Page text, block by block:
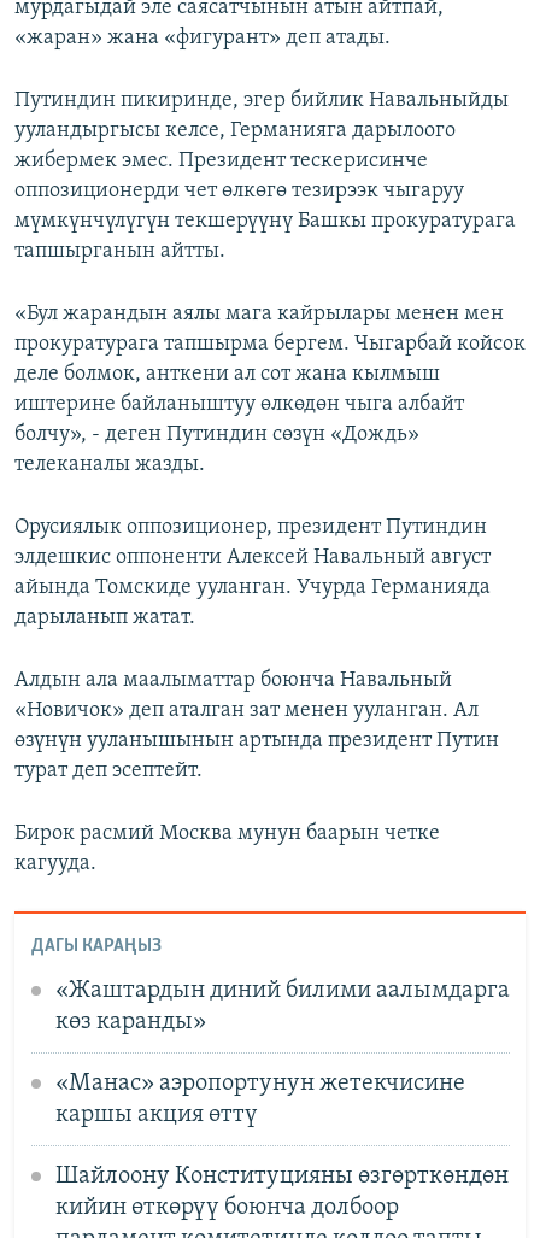
мурдагыдай эле саясатчынын атын айтпай,
«жаран» жана «фигурант» деп атады.
Путиндин пикиринде, эгер бийлик Навальныйды
ууландыргысы келсе, Германияга дарылоого
жибермек эмес. Президент тескерисинче
оппозиционерди чет өлкөгө тезирээк чыгаруу
мүмкүнчүлүгүн текшерүүнү Башкы прокуратурага
тапшырганын айтты.
«Бул жарандын аялы мага кайрылары менен мен
прокуратурага тапшырма бергем. Чыгарбай койсок
деле болмок, анткени ал сот жана кылмыш
иштерине байланыштуу өлкөдөн чыга албайт
болчу», - деген Путиндин сөзүн «Дождь»
телеканалы жазды.
Орусиялык оппозиционер, президент Путиндин
элдешкис оппоненти Алексей Навальный август
айында Томскиде ууланган. Учурда Германияда
дарыланып жатат.
Алдын ала маалыматтар боюнча Навальный
«Новичок» деп аталган зат менен ууланган. Ал
өзүнүн ууланышынын артында президент Путин
турат деп эсептейт.
Бирок расмий Москва мунун баарын четке
кагууда.
ДАГЫ КАРАҢЫЗ
«Жаштардын диний билими аалымдарга
көз каранды»
«Манас» аэропортунун жетекчисине
каршы акция өттү
Шайлоону Конституцияны өзгөрткөндөн
кийин өткөрүү боюнча долбоор